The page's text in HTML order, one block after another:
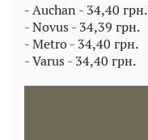
- Auchan - 34,40 грн.
- Novus - 34,39 грн.
- Metro - 34,40 грн.
- Varus - 34,40 грн.